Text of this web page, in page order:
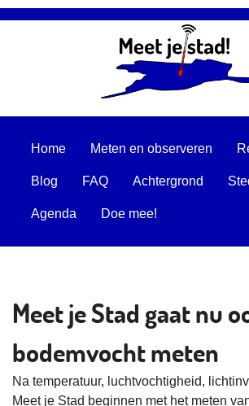
Home Meten en observeren
Blog FAQ Achtergrond
Agenda Doe mee!
Meet je Stad gaat nu
bodemvocht meten
Na temperatuur, luchtvochtigheid,
Meet je Stad beginnen met het meten